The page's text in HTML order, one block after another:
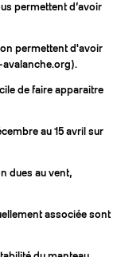
permettent d’avoir
permettent d'avoir
de faire apparaitre
au 15 avril sur
dues au vent,
associée sont